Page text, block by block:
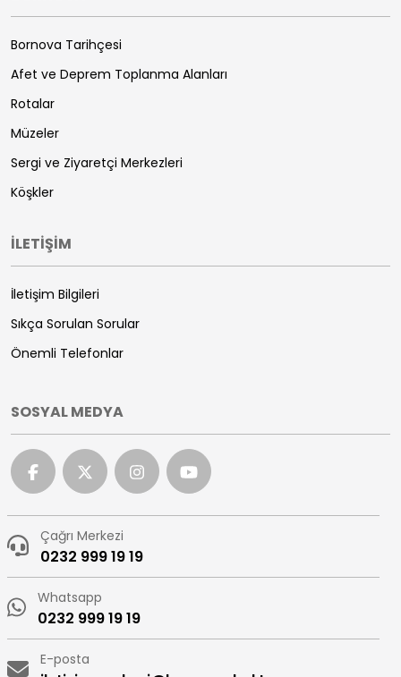
Bornova Tarihçesi
Afet ve Deprem Toplanma Alanları
Rotalar
Müzeler
Sergi ve Ziyaretçi Merkezleri
Köşkler
İLETİŞİM
İletişim Bilgileri
Sıkça Sorulan Sorular
Önemli Telefonlar
SOSYAL MEDYA
Çağrı Merkezi
0232 999 19 19
Whatsapp
0232 999 19 19
E-posta